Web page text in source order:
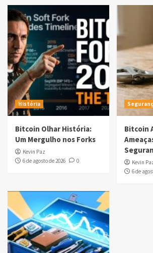
História
Bitcoin Olhar História:
Um Mergulho nos Forks
Kevin Paz
6 de agosto de 2026
0
Bitcoin
Kevin
6 de